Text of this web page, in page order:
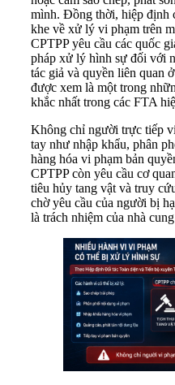
mình. Đồng thời, hiệp định
khe về xử lý vi phạm trên
CPTPP yêu cầu các quốc
pháp xử lý hình sự đối với
tác giả và quyền liên quan
được xem là một trong
khắc nhất trong các FTA
Không chỉ người trực tiếp
tay như nhập khẩu, phân
hàng hóa vi phạm bản
CPTPP còn yêu cầu cơ
tiêu hủy tang vật và truy
chờ yêu cầu của người bị
là trách nhiệm của nhà